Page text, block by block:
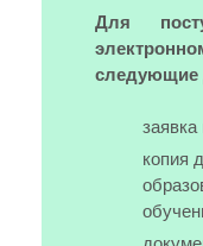
Для
следующие
копия